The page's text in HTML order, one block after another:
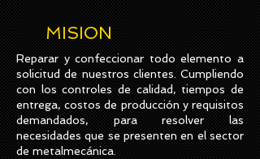
MISION
Reparar y confeccionar todo elemento a
solicitud de nuestros clientes. Cumpliendo
con los controles de calidad, tiempos de
entrega, costos de producción y requisitos
demandados, para resolver las
necesidades que se presenten en el sector
de metalmecánica.